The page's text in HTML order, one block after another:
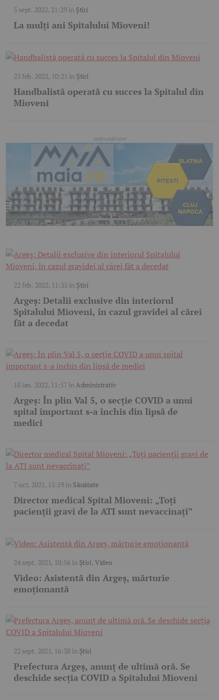
5 sept. 2022, 21:29în Știri
La mulți ani Spitalului Mioveni!
23 feb. 2022, 10:21 în Știri
Handbalistă operată cu succes la Spitalul din
Mioveni
22 feb. 2022, 11:35 în Știri
Argeş: Detalii exclusive din interiorul
Spitalului Mioveni, în cazul gravidei al cărei
făt a decedat
18 ian. 2022, 11:57înAdministrativ
Argeş: În plin Val 5, o secţie COVID a unui
spital important s-a închis din lipsă de
medici
7 oct. 2021, 15:59în Sănătate
Director medical Spital Mioveni: „Toţi
pacienţii gravi de la ATI sunt nevaccinaţi”
24 sept. 2021, 10:56în Știri, Video
Video: Asistentă din Argeş, mărturie
emoţionantă
22 sept. 2021, 16:38în Știri
Prefectura Argeş, anunţ de ultimă oră. Se
deschide secţia COVID a Spitalului Mioveni